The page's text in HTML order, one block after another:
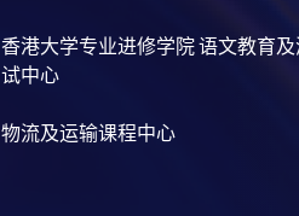
香港大学专业进修学院 语文教育及
试中心
物流及运输课程中心